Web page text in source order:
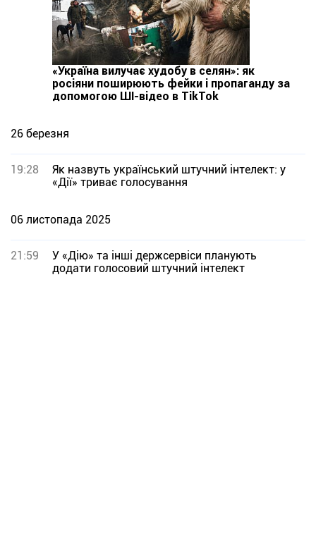
«Україна вилучає худобу в селян»: як
росіяни поширюють фейки і пропаганду за
допомогою ШІ-відео в TikTok
26 березня
19:28
Як назвуть український штучний інтелект: у
«Дії» триває голосування
06 листопада 2025
21:59
У «Дію» та інші держсервіси планують
додати голосовий штучний інтелект